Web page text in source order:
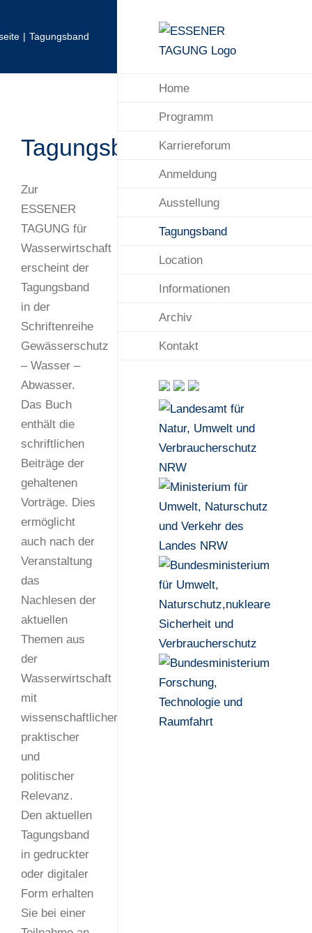
Home
Programm
Karriereforum
Anmeldung
Ausstellung
Tagungsband
Location
Informationen
Archiv
Kontakt
Tagungsband
Tagungsband
Zur
ESSENER
TAGUNG für
Wasserwirtschaft
erscheint der
Tagungsband
in der
Schriftenreihe
Gewässerschutz
– Wasser –
Abwasser.
Das Buch
enthält die
schriftlichen
Beiträge der
gehaltenen
Vorträge. Dies
ermöglicht
auch nach der
Veranstaltung
das
Nachlesen der
aktuellen
Themen aus
der
Wasserwirtschaft
mit
wissenschaftlicher,
praktischer
und
politischer
Relevanz.
Den aktuellen
Tagungsband
in gedruckter
oder digitaler
Form erhalten
Sie bei einer